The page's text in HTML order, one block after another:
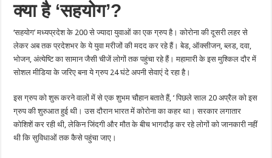
क्या है‘सहयोग’?
‘सहयोग’ मध्यप्रदेश के 200 से ज्यादा युवाओं का एक ग्रुप है। कोरोना की दूसरी लहर से
लेकर अब तक प्रदेशभर के ये युवा मरीजों की मदद कर रहे हैं। बेड, ऑक्सीजन, ब्लड, दवा,
भोजन, अंत्येष्टि का सामान जैसी चीजें लोगों तक पहुंचा रहे हैं। महामारी के इस मुश्किल दौर में
सोशल मीडिया के जरिए बना ये ग्रुप 24 घंटे अपनी सेवाएं दे रहा है।
इस ग्रुप को शुरू करने वालों में से एक शुभम चौहान बताते हैं, ‘ पिछले साल 20 अप्रैल को इस
ग्रुप की शुरुआत हुई थी। उस दौरान भारत में कोरोना का कहर था। सरकार लगातार
कोशिशें कर रही थी, लेकिन जिंदगी और मौत के बीच भागदौड़ कर रहे लोगों को जानकारी नहीं
थी कि सुविधाओं तक कैसे पहुंचा जाए।